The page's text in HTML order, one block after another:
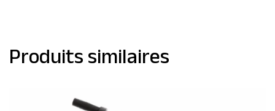
Produits similaires